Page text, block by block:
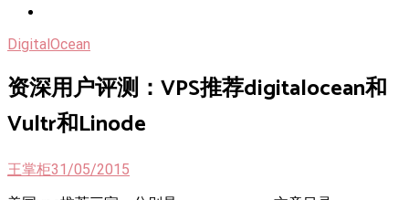
DigitalOcean
资深用户评测：VPS推荐digitalocean和
Vultr和Linode
王掌柜31/05/2015